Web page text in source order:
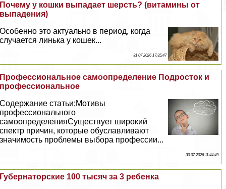
Почему у кошки выпадает шерсть? (витамины от
выпадения)
Особенно это актуально в период, когда
случается линька у кошек...
31 07 2026 17:35:47
Профессиональное самоопределение Подросток и
профессиональное
Содержание статьи:Мотивы
профессионального
самоопределенияСуществует широкий
спектр причин, которые обуславливают
значимость проблемы выбора профессии...
30 07 2026 11:44:49
Губернаторские 100 тысяч за 3 ребенка